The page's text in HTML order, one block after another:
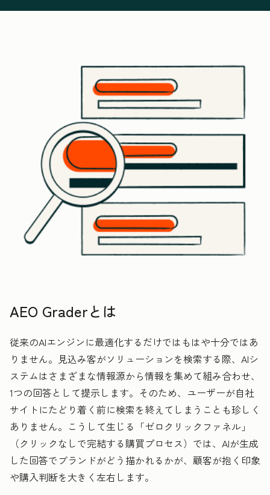
AEO Graderとは
従来のAIエンジンに最適化するだけではもはや十分ではあ
りません。見込み客がソリューションを検索する際、AIシ
ステムはさまざまな情報源から情報を集めて組み合わせ、
1つの回答として提示します。そのため、ユーザーが自社
サイトにたどり着く前に検索を終えてしまうことも珍しく
ありません。こうして生じる「ゼロクリックファネル」
（クリックなしで完結する購買プロセス）では、AIが生成
した回答でブランドがどう描かれるかが、顧客が抱く印象
や購入判断を大きく左右します。